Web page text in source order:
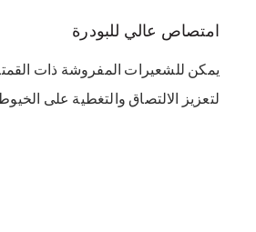
امتصاص عالي للبودرة
يمكن للشعيرات المفروشة ذات
لتعزيز الالتصاق والتغطية على